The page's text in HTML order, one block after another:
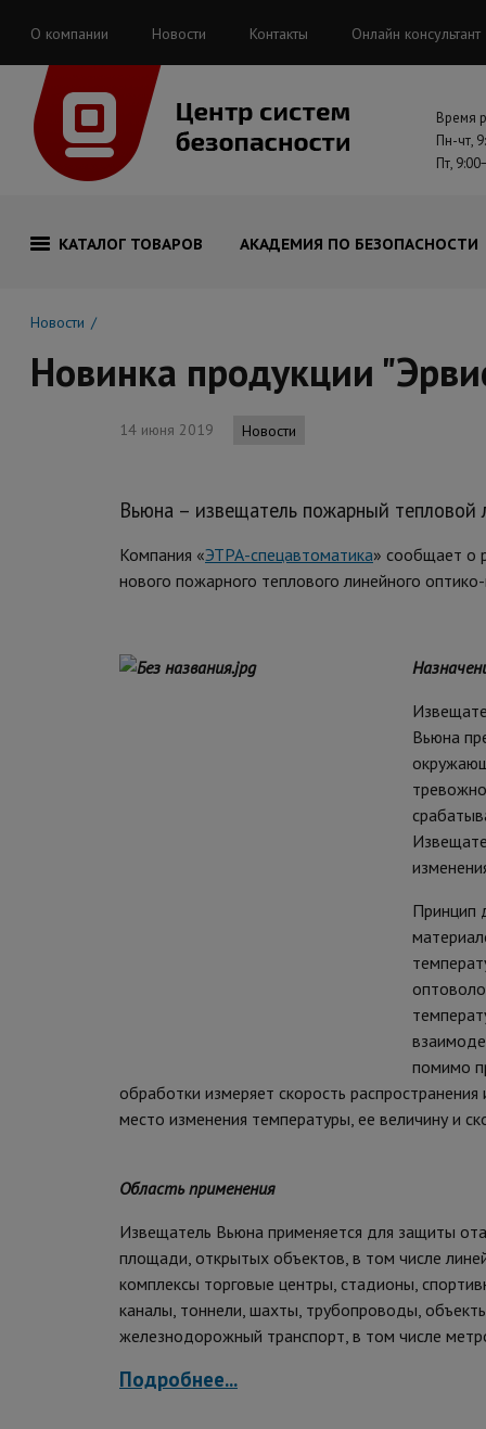
О компании Новости Контакты Онлайн консультант
Время
Пн-чт,
Пт,
КАТАЛОГ ТОВАРОВ АКАДЕМИЯ ПО БЕЗОПАСНОСТИ
Новости
Новинка продукции
14 июня 2019 Новости
Вьюна – извещатель пожарный
Компания «ЭТРА-спецавтоматика» сообщает о
нового пожарного теплового линейного
Вьюна
Принцип
помимо
обработки измеряет скорость
место изменения температуры, ее величину и
Область применения
Извещатель Вьюна применяется для защиты
площади, открытых объектов, в том числе
комплексы торговые центры, стадионы,
каналы, тоннели, шахты, трубопроводы,
железнодорожный транспорт, в том числе
Подробнее...